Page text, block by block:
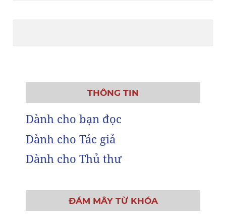
THÔNG TIN
Dành cho bạn đọc
Dành cho Tác giả
Dành cho Thủ thư
ĐÁM MÂY TỪ KHÓA